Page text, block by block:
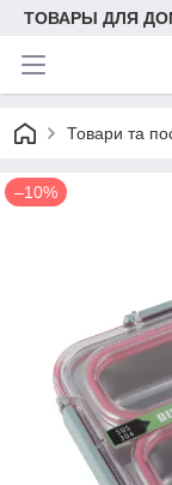
ТОВАРЫ ДЛЯ
Товари та
–10%